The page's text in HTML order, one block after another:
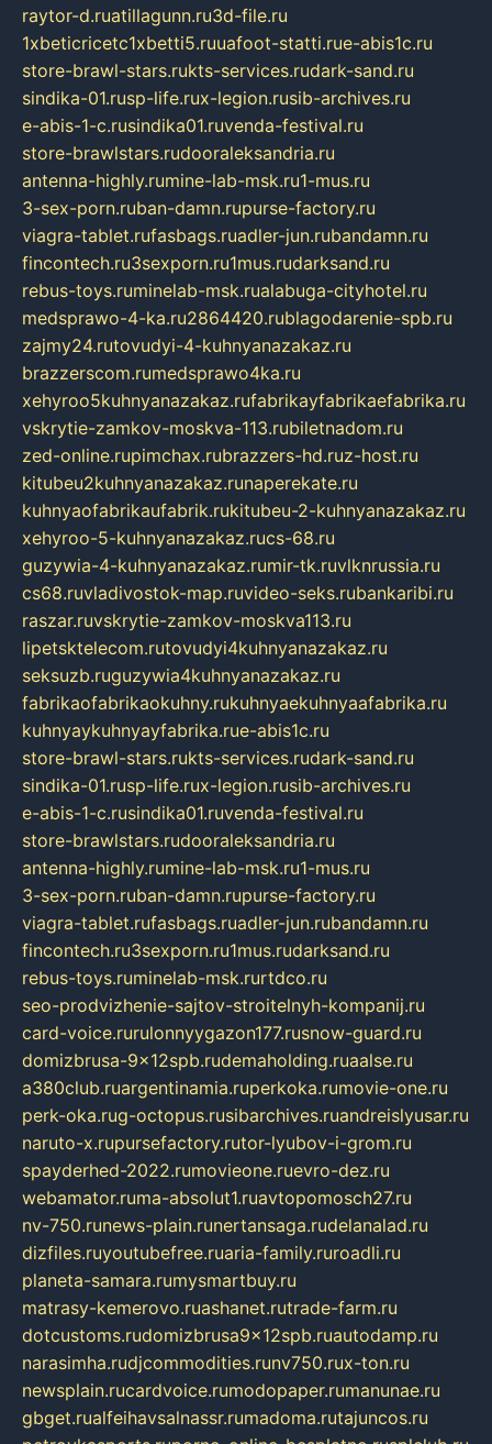
raytor-d.ruatillagunn.ru3d-file.ru
1xbeticricetc1xbetti5.ruuafoot-statti.rue-abis1c.ru
store-brawl-stars.rukts-services.rudark-sand.ru
sindika-01.rusp-life.rux-legion.rusib-archives.ru
e-abis-1-c.rusindika01.ruvenda-festival.ru
store-brawlstars.rudooraleksandria.ru
antenna-highly.rumine-lab-msk.ru1-mus.ru
3-sex-porn.ruban-damn.rupurse-factory.ru
viagra-tablet.rufasbags.ruadler-jun.rubandamn.ru
fincontech.ru3sexporn.ru1mus.rudarksand.ru
rebus-toys.ruminelab-msk.rualabuga-cityhotel.ru
medsprawo-4-ka.ru2864420.rublagodarenie-spb.ru
zajmy24.rutovudyi-4-kuhnyanazakaz.ru
brazzerscom.rumedsprawo4ka.ru
xehyroo5kuhnyanazakaz.rufabrikayfabrikaefabrika.ru
vskrytie-zamkov-moskva-113.rubiletnadom.ru
zed-online.rupimchax.rubrazzers-hd.ruz-host.ru
kitubeu2kuhnyanazakaz.runaperekate.ru
kuhnyaofabrikaufabrik.rukitubeu-2-kuhnyanazakaz.ru
xehyroo-5-kuhnyanazakaz.rucs-68.ru
guzywia-4-kuhnyanazakaz.rumir-tk.ruvlknrussia.ru
cs68.ruvladivostok-map.ruvideo-seks.rubankaribi.ru
raszar.ruvskrytie-zamkov-moskva113.ru
lipetsktelecom.rutovudyi4kuhnyanazakaz.ru
seksuzb.ruguzywia4kuhnyanazakaz.ru
fabrikaofabrikaokuhny.rukuhnyaekuhnyaafabrika.ru
kuhnyaykuhnyayfabrika.rue-abis1c.ru
store-brawl-stars.rukts-services.rudark-sand.ru
sindika-01.rusp-life.rux-legion.rusib-archives.ru
e-abis-1-c.rusindika01.ruvenda-festival.ru
store-brawlstars.rudooraleksandria.ru
antenna-highly.rumine-lab-msk.ru1-mus.ru
3-sex-porn.ruban-damn.rupurse-factory.ru
viagra-tablet.rufasbags.ruadler-jun.rubandamn.ru
fincontech.ru3sexporn.ru1mus.rudarksand.ru
rebus-toys.ruminelab-msk.rurtdco.ru
seo-prodvizhenie-sajtov-stroitelnyh-kompanij.ru
card-voice.rurulonnyygazon177.rusnow-guard.ru
domizbrusa-9x12spb.rudemaholding.ruaalse.ru
a380club.ruargentinamia.ruperkoka.rumovie-one.ru
perk-oka.rug-octopus.rusibarchives.ruandreislyusar.ru
naruto-x.rupursefactory.rutor-lyubov-i-grom.ru
spayderhed-2022.rumovieone.ruevro-dez.ru
webamator.ruma-absolut1.ruavtopomosch27.ru
nv-750.runews-plain.runertansaga.rudelanalad.ru
dizfiles.ruyoutubefree.ruaria-family.ruroadli.ru
planeta-samara.rumysmartbuy.ru
matrasy-kemerovo.ruashanet.rutrade-farm.ru
dotcustoms.rudomizbrusa9x12spb.ruautodamp.ru
narasimha.rudjcommodities.runv750.rux-ton.ru
newsplain.rucardvoice.rumodopaper.rumanunae.ru
gbget.rualfeihavsalnassr.rumadoma.rutajuncos.ru